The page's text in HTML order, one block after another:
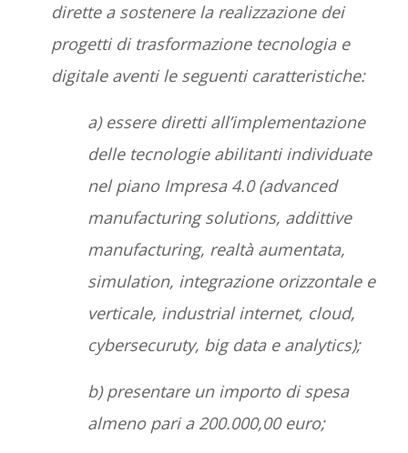
dirette a sostenere la realizzazione dei
progetti di trasformazione tecnologia e
digitale aventi le seguenti caratteristiche:
a) essere diretti all’implementazione
delle tecnologie abilitanti individuate
nel piano Impresa 4.0 (advanced
manufacturing solutions, addittive
manufacturing, realtà aumentata,
simulation, integrazione orizzontale e
verticale, industrial internet, cloud,
cybersecuruty, big data e analytics);
b) presentare un importo di spesa
almeno pari a 200.000,00 euro;